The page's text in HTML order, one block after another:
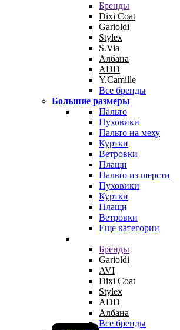
Бренды
Dixi Coat
Garioldi
Stylex
S.Via
Албана
ADD
Y.Camille
Все бренды
Большие размеры
Пальто
Пуховики
Пальто на меху
Куртки
Ветровки
Плащи
Пальто из шерсти
Пуховики
Куртки
Плащи
Ветровки
Еще категории
Бренды
Garioldi
AVI
Dixi Coat
Stylex
ADD
Албана
Все бренды